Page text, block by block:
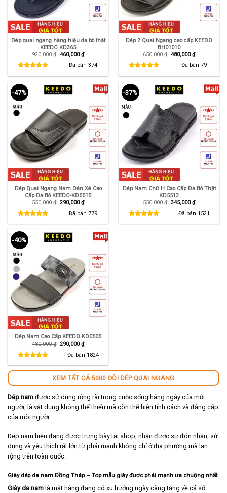
Dép quai ngang hàng hiệu da bò thật
KEEDO KD365
920,000₫ Giá
460,000₫Giá
hiện
tại
Đã bán 374
Dép 2 Quai Ngang cao cấp KEEDO
BH01010
650,000₫ Giá
480,000₫Giá
hiện
tại
Đã bán 79
-47%
Dép Quai Ngang Nam Dán Xé Cao
Cấp Da Bò KEEDO-KD5515
550,000₫ Giá
550,000 ₫.
290,000₫Giá
hiện
tại
là:
290,000 ₫.
Đã bán 779
-37%
Dép Nam Chữ H Cao Cấp Da Bò Thật
KD5513
550,000₫ Giá
550,000 ₫.
345,000₫Giá
hiện
tại
là:
345,000 ₫.
Đã bán 1521
-40%
Dép Nam Cao Cấp KEEDO KD0505
480,000₫ Giá
480,000 ₫.
290,000₫Giá
hiện
tại
là:
Đã bán 1824
XEM TẤT CẢ 5000 ĐÔI DÉP QUAI NGANG
Dép nam được sử dụng rộng rãi trong cuộc sống hàng ngày của mỗi
người, là vật dụng không thể thiếu mà còn thể hiện tính cách và đẳng cấp
của mõi người
Dép nam hiện đang được trưng bày tại shop, nhận được sự đón nhận, sử
dụng và yêu thích rất lớn từ phái mạnh không chỉ ở địa phường mà lan
rộng trên toàn quốc.
Giày dép da nam Đồng Tháp – Top mẫu giày được phái mạnh ưa chuộng nhất
Giày da nam là mặt hàng đang có xu hướng ngày càng tăng về cả số